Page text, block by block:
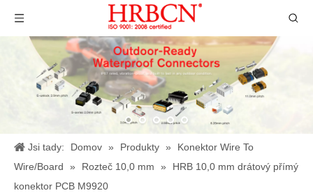
Jsi tady: Domov » Produkty »
Konektor Wire To
Wire/Board
» Rozteč 10,0 mm »
HRB 10,0 mm drátový přímý
konektor PCB M9920